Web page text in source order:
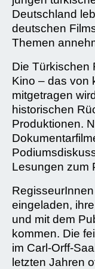
Deutschland
deutschen
Themen
Die Türkischen
Kino – das von
mitgetragen
historischen
Produktionen.
Lesungen zum
eingeladen,
und mit dem
kommen. Die
im Carl-Orff-
letzten Jahren